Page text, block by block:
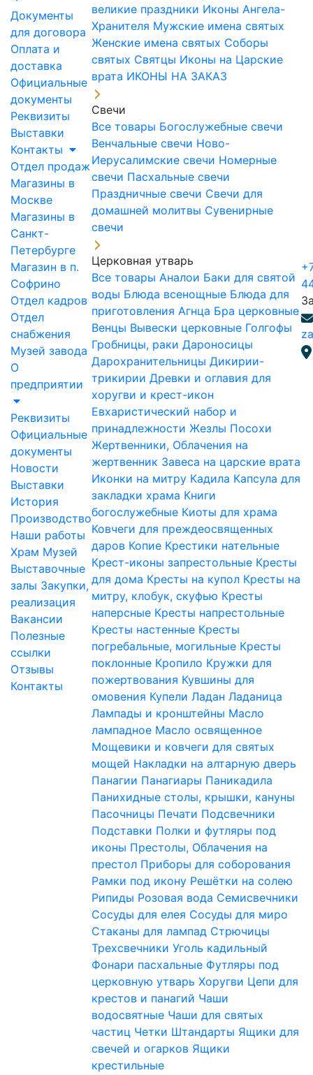
Документы
для договора
Оплата и
доставка
Официальные
документы
Реквизиты
Выставки
Контакты
Отдел продаж
Магазины в
Москве
Магазины в
Санкт-
Петербурге
Магазин в п.
Софрино
Отдел кадров
Отдел
снабжения
Музей завода
О
предприятии
Реквизиты
Официальные
документы
Новости
Выставки
История
Производство
Наши работы
Храм Музей
Выставочные
залы Закупки,
реализация
Вакансии
Полезные
ссылки
Отзывы
Контакты
великие праздники Иконы Ангела-
Хранителя Мужские имена святых
Женские имена святых Соборы
святых Святцы Иконы на Царские
врата ИКОНЫ НА ЗАКАЗ
Свечи
Все товары Богослужебные свечи
Венчальные свечи Ново-
Иерусалимские свечи Номерные
свечи Пасхальные свечи
Праздничные свечи Свечи для
домашней молитвы Сувенирные
свечи
Церковная утварь
Все товары Аналои Баки для святой
воды Блюда всенощные Блюда для
приготовления Агнца Бра церковные
Венцы Вывески церковные Голгофы
Гробницы, раки Дароносицы
Дарохранительницы Дикирии-
трикирии Древки и оглавия для
хоругви и крест-икон
Евхаристический набор и
принадлежности Жезлы Посохи
Жертвенники, Облачения на
жертвенник Завеса на царские врата
Иконки на митру Кадила Капсула для
закладки храма Книги
богослужебные Киоты для храма
Ковчеги для преждеосвященных
даров Копие Крестики нательные
Крест-иконы запрестольные Кресты
для дома Кресты на купол Кресты на
митру, клобук, скуфью Кресты
наперсные Кресты напрестольные
Кресты настенные Кресты
погребальные, могильные Кресты
поклонные Кропило Кружки для
пожертвования Кувшины для
омовения Купели Ладан Ладаница
Лампады и кронштейны Масло
лампадное Масло освященное
Мощевики и ковчеги для святых
мощей Накладки на алтарную дверь
Панагии Панагиары Паникадила
Панихидные столы, крышки, кануны
Пасочницы Печати Подсвечники
Подставки Полки и футляры под
иконы Престолы, Облачения на
престол Приборы для соборования
Рамки под икону Решётки на солею
Рипиды Розовая вода Семисвечники
Сосуды для елея Сосуды для миро
Стаканы для лампад Стрючицы
Трехсвечники Уголь кадильный
Фонари пасхальные Футляры под
церковную утварь Хоругви Цепи для
крестов и панагий Чаши
водосвятные Чаши для святых
частиц Четки Штандарты Ящики для
свечей и огарков Ящики
крестильные